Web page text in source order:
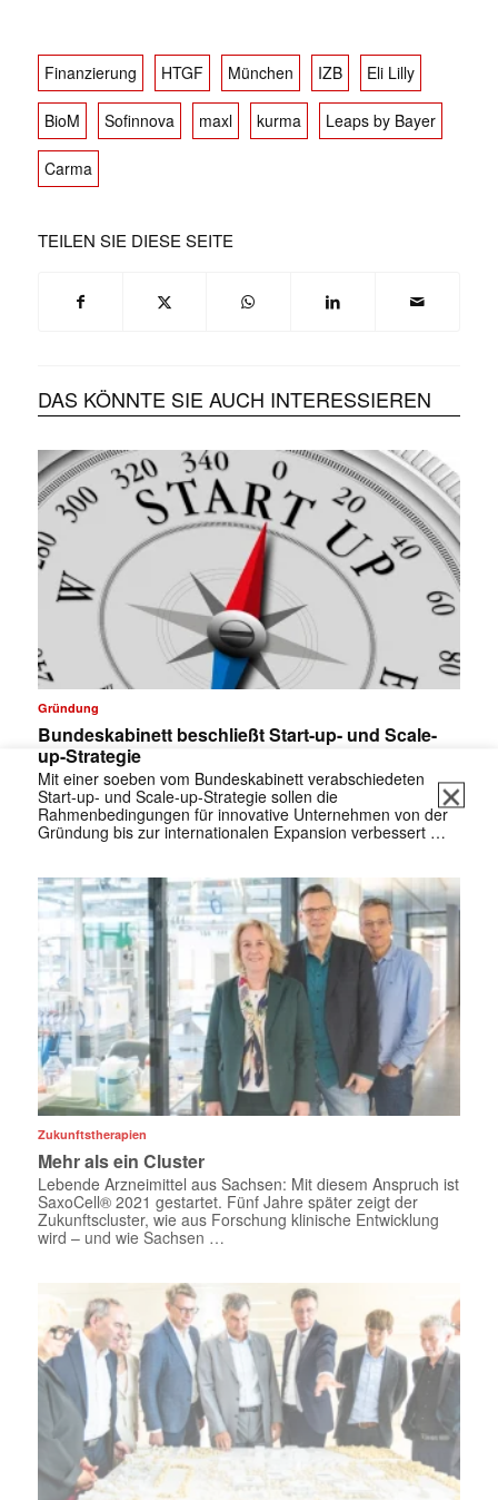
✕
Finanzierung HTGF München IZB Eli Lilly
BioM Sofinnova maxl kurma Leaps by Bayer
Carma
TEILEN SIE DIESE SEITE
DAS KÖNNTE SIE AUCH INTERESSIEREN
Gründung
Bundeskabinett beschließt Start-up- und Scale-
up-Strategie
Mit einer soeben vom Bundeskabinett verabschiedeten
Start-up- und Scale-up-Strategie sollen die
Rahmenbedingungen für innovative Unternehmen von der
Gründung bis zur internationalen Expansion verbessert …
Zukunftstherapien
Mehr als ein Cluster
Lebende Arzneimittel aus Sachsen: Mit ­diesem Anspruch ist
SaxoCell® 2021 gestartet. Fünf Jahre später zeigt der
Zukunftscluster, wie aus Forschung klinische Entwicklung
wird – und wie Sachsen …